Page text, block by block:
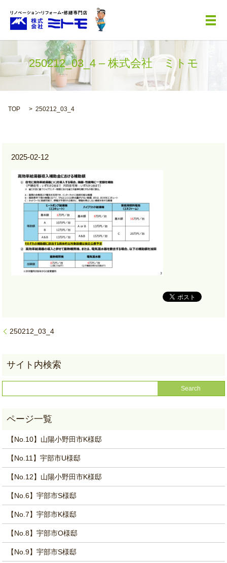
メ
250212_03_4 – 株式会社 ミトモ
TOP 250212_03_4
2025-02-12
250212_03_4
【No.10】山陽小野田市K様邸
【No.11】宇部市U様邸
【No.12】山陽小野田市K様邸
【No.6】宇部市S様邸
【No.7】宇部市K様邸
【No.8】宇部市O様邸
【No.9】宇部市S様邸